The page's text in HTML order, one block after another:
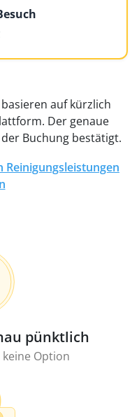
auf kürzlich
Der genaue
Buchung bestätigt.
Reinigungsleistungen
pünktlich
Option